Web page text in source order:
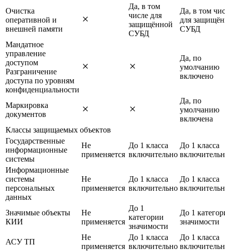
Очистка
оперативной и
внешней памяти
Да, в том
числе для
защищённой
СУБД
Да, в том
для
СУБД
Мандатное
управление
доступом
Разграничение
доступа по уровням
конфиденциальности
Да, по
умолчанию
включено
Маркировка
документов
Да, по
умолчанию
включена
Классы защищаемых объектов
Государственные
информационные
системы
Не
применяется
До 1 класса
включительно
До 1 класса
Информационные
системы
персональных
данных
Не
применяется
До 1 класса
включительно
До 1 класса
Значимые объекты
КИИ
Не
применяется
До 1
категории
значимости
До 1
значимости
АСУ ТП
Не
применяется
До 1 класса
включительно
До 1 класса